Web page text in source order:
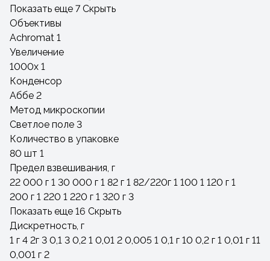
Показать еще 7Скрыть
Объективы
Achromat 1
Увеличение
1000x 1
Конденсор
Аббе 2
Метод микроскопии
Светлое поле 3
Количество в упаковке
80 шт 1
Предел взвешивания, г
22 000 г 1 30 000 г 1 82 г 1 82/220г 1 100 1 120 г 1
200 г 1 220 1 220 г 1 320 г 3
Показать еще 16 Скрыть
Дискретность, г
1 г 4 2г 3 0,1 3 0,2 1 0,01 2 0,005 1 0,1 г 10 0,2 г 1 0,01 г 11
0,001 г 2